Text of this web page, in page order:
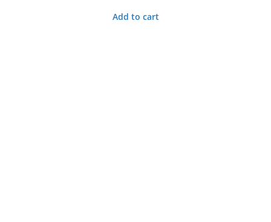
Add to cart